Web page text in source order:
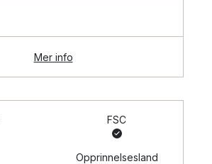
Mer info
FSC
Opprinnelsesland